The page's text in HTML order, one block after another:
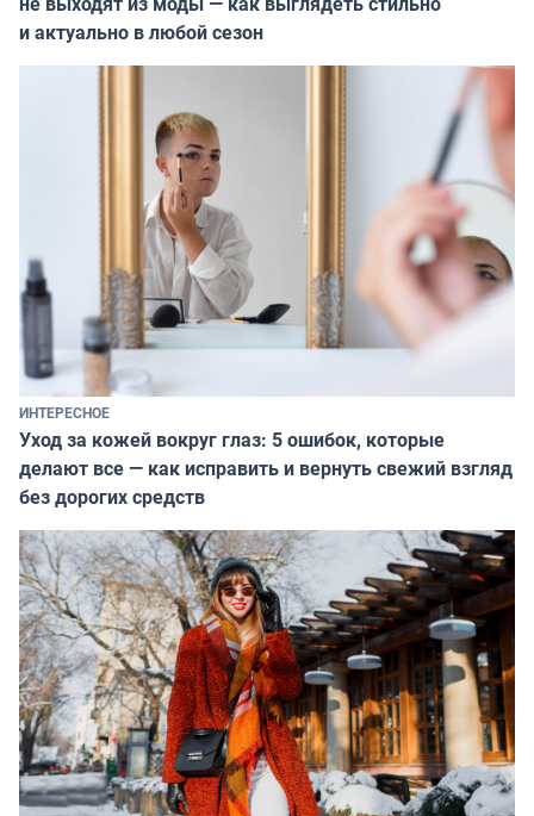
и актуально в любой сезон
ИНТЕРЕСНОЕ
Уход за кожей вокруг глаз: 5 ошибок, которые
делают все — как исправить и вернуть свежий взгляд
без дорогих средств